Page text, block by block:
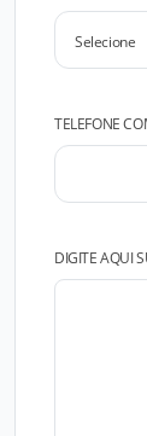
TELEFONE
DIGITE AQUI